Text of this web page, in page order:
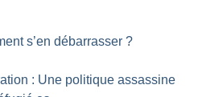
s’en débarrasser ?
: Une politique assassine